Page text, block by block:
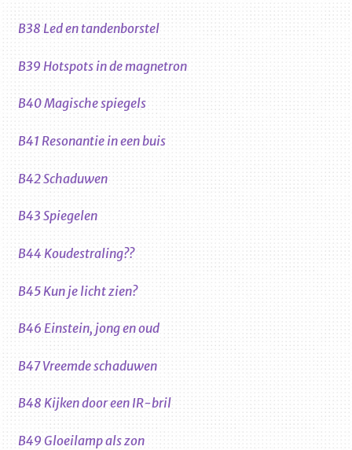
B38 Led en tandenborstel
B39 Hotspots in de magnetron
B40 Magische spiegels
B41 Resonantie in een buis
B42 Schaduwen
B43 Spiegelen
B44 Koudestraling??
B45 Kun je licht zien?
B46 Einstein, jong en oud
B47 Vreemde schaduwen
B48 Kijken door een IR-bril
B49 Gloeilamp als zon